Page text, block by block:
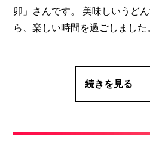
卯」さんです。 美味しいうど
ら、楽しい時間を過ごしました
続きを見る